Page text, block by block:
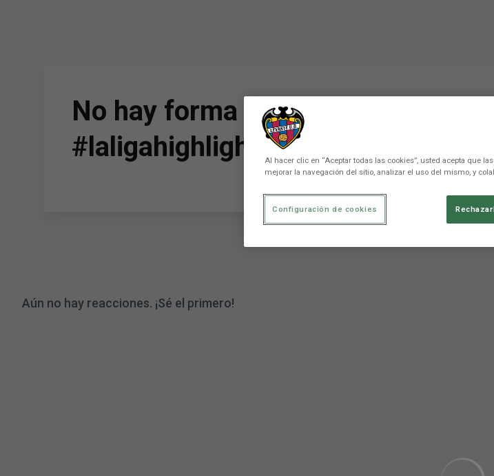
No hay forma de parar a Carlos.
#laligahighlights 🔛
Aún no hay reacciones. ¡Sé el primero!
Al hacer clic en “Aceptar todas las cookies”, usted acepta que
mejorar la navegación del sitio, analizar el uso del mismo, y
Configuración de cookies